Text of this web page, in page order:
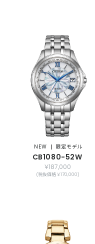
NEW 限定モデル
CB1080-52W
￥187,000
(税抜価格 ￥170,000)